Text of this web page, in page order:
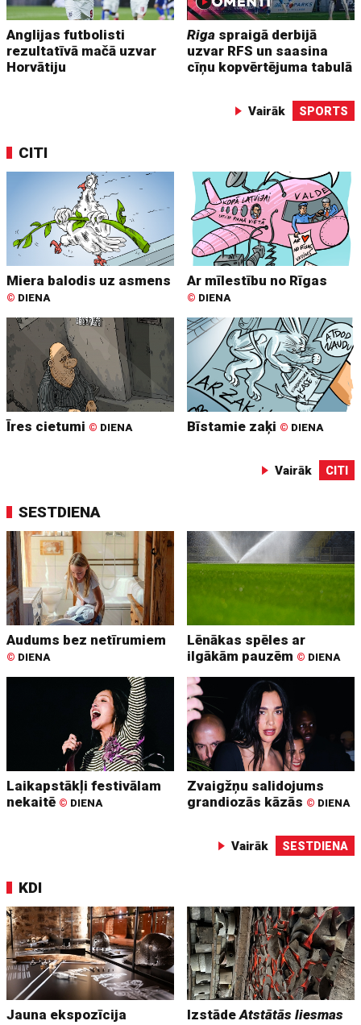
Anglijas futbolisti
rezultatīvā mačā uzvar
Horvātiju
Riga spraigā derbijā
uzvar RFS un saasina
cīņu kopvērtējuma tabulā
Vairāk SPORTS
CITI
Miera balodis uz asmens
© DIENA
Ar mīlestību no Rīgas
© DIENA
Īres cietumi © DIENA Bīstamie zaķi © DIENA
Vairāk CITI
SESTDIENA
Audums bez netīrumiem
© DIENA
Lēnākas spēles ar
ilgākām pauzēm © DIENA
Laikapstākļi festivālam
nekaitē © DIENA
Zvaigžņu salidojums
grandiozās kāzās © DIENA
Vairāk SESTDIENA
KDI
Jauna ekspozīcija
IzstādeAtstātās liesmas